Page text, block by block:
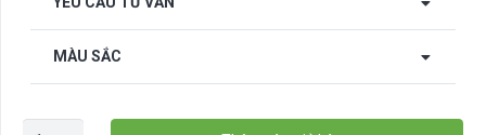
MÀU SẮC
Decal